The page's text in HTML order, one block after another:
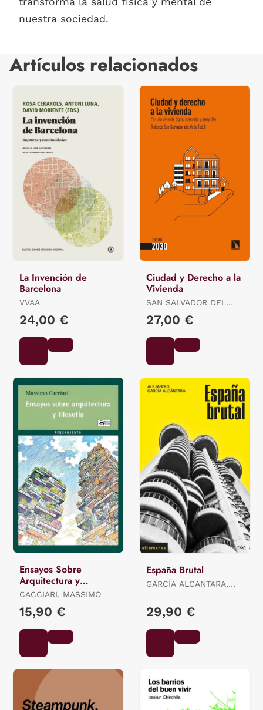
nuestra sociedad.
Artículos relacionados
La Invención de
Barcelona
VVAA
24,00 €
Ciudad y Derecho a la
Vivienda
SAN SALVADOR DEL
VALLE, (ED.) ROBERTO
27,00 €
Ensayos Sobre
Arquitectura y
Filosofía
CACCIARI, MASSIMO
15,90 €
España Brutal
GARCÍA ALCANTARA,
29,90 €